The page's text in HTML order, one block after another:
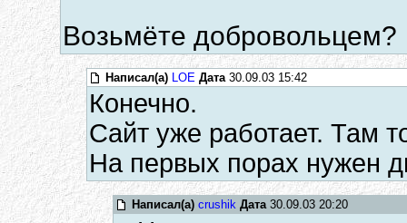
Возьмёте добровольцем?
Написал(а) LOE Дата30.09.03 15:42
Конечно.
Сайт уже работает. Там
На первых порах нужен
Написал(а) crushik Дата30.09.03 20:20